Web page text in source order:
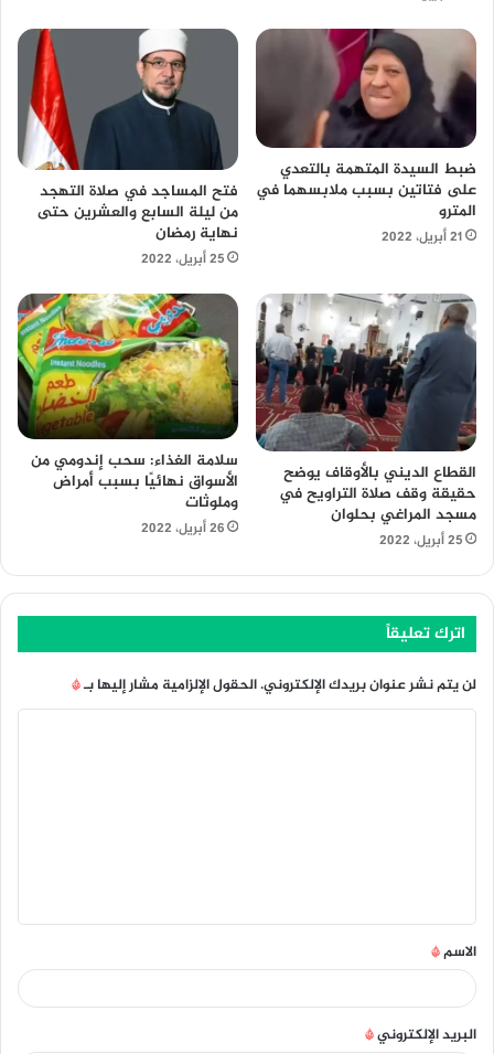
ضبط السيدة المتهمة بالتعدي
على فتاتين بسبب ملابسهما في
المترو
21 أبريل، 2022
فتح المساجد في صلاة التهجد
من ليلة السابع والعشرين حتى
نهاية رمضان
25 أبريل، 2022
القطاع الديني بالأوقاف يوضح
حقيقة وقف صلاة التراويح في
مسجد المراغي بحلوان
25 أبريل، 2022
سلامة الغذاء: سحب إندومي من
الأسواق نهائيًا بسبب أمراض
وملوثات
26 أبريل، 2022
اترك تعليقاً
لن يتم نشر عنوان بريدك الإلكتروني.الحقول الإلزامية مشار إليها بـ*
ق
*
الاسم*
البريد الإلكتروني*